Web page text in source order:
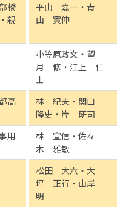
橋
親
平山 嘉一・青
山 實伸
小笠原政文・望
月 修・江上 仁
士
高
林 紀夫・関口
隆史・岸 研司
用
林 宣信・佐々
木 雅敏
松田 大六・大
坪 正行・山岸
明